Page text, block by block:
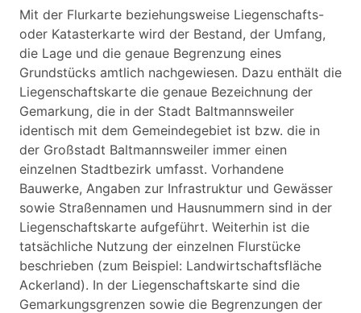
Mit der Flurkarte beziehungsweise Liegenschafts-
oder Katasterkarte wird der Bestand, der Umfang,
die Lage und die genaue Begrenzung eines
Grundstücks amtlich nachgewiesen. Dazu enthält die
Liegenschaftskarte die genaue Bezeichnung der
Gemarkung, die in der Stadt Baltmannsweiler
identisch mit dem Gemeindegebiet ist bzw. die in
der Großstadt Baltmannsweiler immer einen
einzelnen Stadtbezirk umfasst. Vorhandene
Bauwerke, Angaben zur Infrastruktur und Gewässer
sowie Straßennamen und Hausnummern sind in der
Liegenschaftskarte aufgeführt. Weiterhin ist die
tatsächliche Nutzung der einzelnen Flurstücke
beschrieben (zum Beispiel: Landwirtschaftsfläche
Ackerland). In der Liegenschaftskarte sind die
Gemarkungsgrenzen sowie die Begrenzungen der